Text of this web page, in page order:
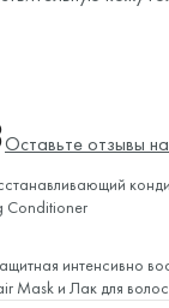
Оставьте отзывы
Conditioner
интенсивно
Mask и Лак для